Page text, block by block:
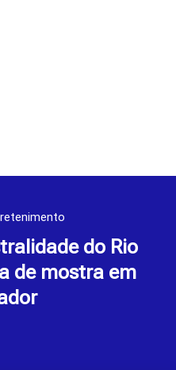
do Rio
de mostra em